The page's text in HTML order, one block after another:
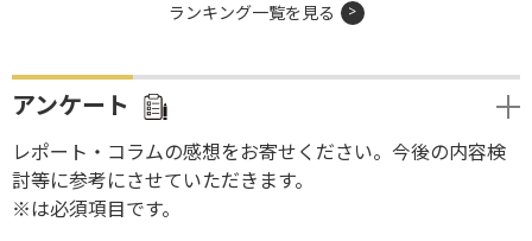
ランキング一覧を見る
アンケート
レポート・コラムの感想をお寄せください。今後の内容検
討等に参考にさせていただきます。
※は必須項目です。